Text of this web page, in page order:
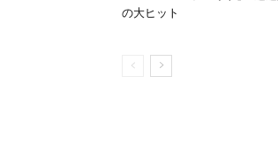
の大ヒット